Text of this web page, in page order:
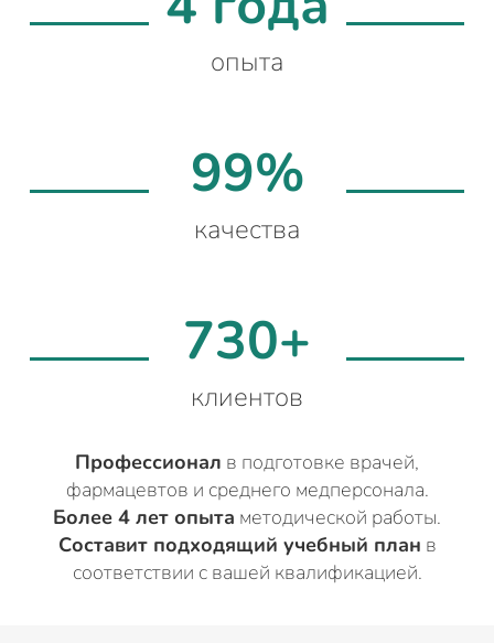
опыта
99%
качества
730+
клиентов
Профессионал в подготовке врачей,
фармацевтов и среднего медперсонала.
Более 4 лет опыта методической работы.
Составит подходящий учебный план в
соответствии с вашей квалификацией.